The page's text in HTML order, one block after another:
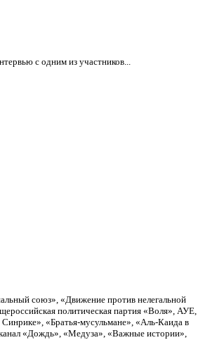
с одним из участников...
союз», «Движение против нелегальной
политическая партия «Воля», АУЕ,
«Братья-мусульмане», «Аль-Каида в
«Дождь», «Медуза», «Важные истории»,